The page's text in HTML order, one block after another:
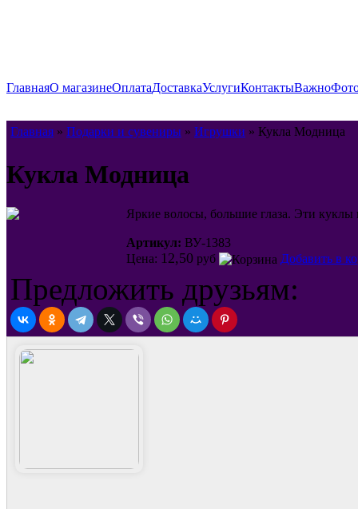
ГлавнаяО магазинеОплатаДоставкаУслугиКонтактыВажно
Главная » Подарки и сувениры » Игрушки » Кукла Модница
Кукла Модница
Яркие волосы, большие глаза. Эти
Артикул: ВУ-1383
Цена: 12,50 руб Добавить в
Предложить друзьям: